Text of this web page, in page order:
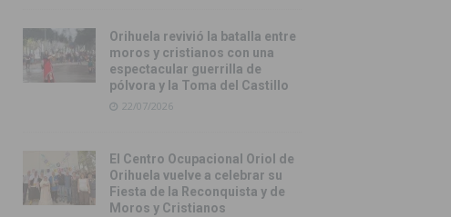
Orihuela revivió la batalla entre
moros y cristianos con una
espectacular guerrilla de
pólvora y la Toma del Castillo
22/07/2026
El Centro Ocupacional Oriol de
Orihuela vuelve a celebrar su
Fiesta de la Reconquista y de
Moros y Cristianos